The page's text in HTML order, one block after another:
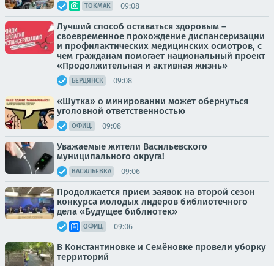
ТОКМАК 09:08
Лучший способ оставаться здоровым –
своевременное прохождение диспансеризации
и профилактических медицинских осмотров, с
чем гражданам помогает национальный проект
«Продолжительная и активная жизнь»
БЕРДЯНСК 09:08
«Шутка» о минировании может обернуться
уголовной ответственностью
ОФИЦ. 09:08
Уважаемые жители Васильевского
муниципального округа!
ВАСИЛЬЕВКА 09:06
Продолжается прием заявок на второй сезон
конкурса молодых лидеров библиотечного
дела «Будущее библиотек»
ОФИЦ. 09:06
В Константиновке и Семёновке провели уборку
территорий